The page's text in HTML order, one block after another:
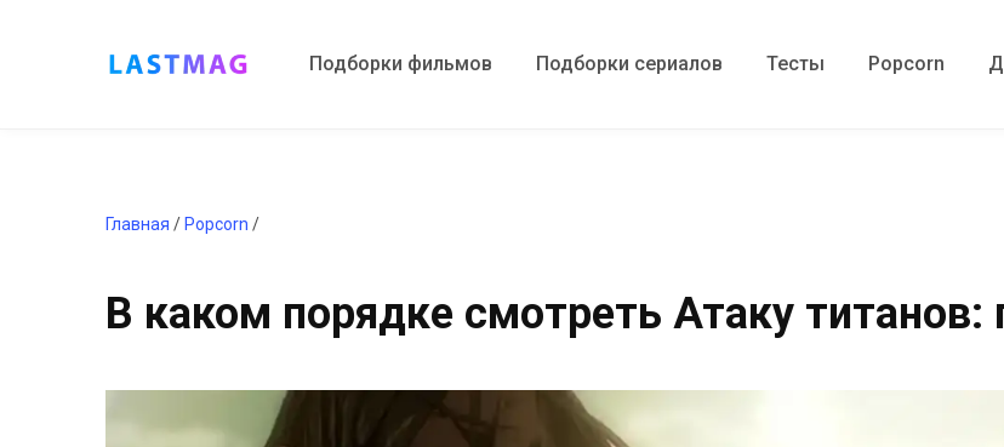
Подборки фильмов Подборки сериалов Тесты Popcorn
Главная / Popcorn /
В каком порядке смотреть Атаку